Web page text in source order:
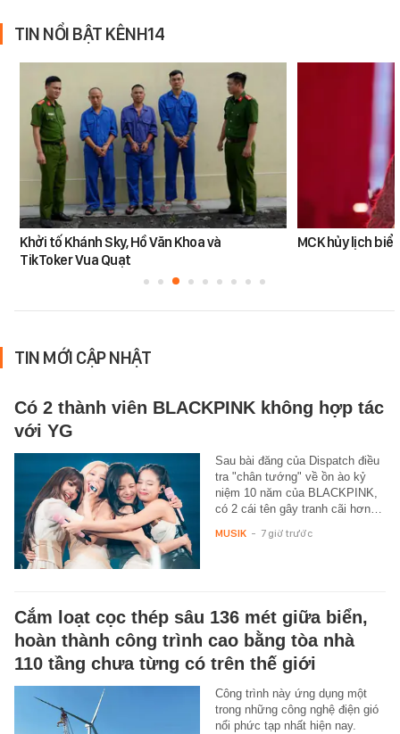
TIN NỔI BẬT KÊNH14
Khởi tố Khánh Sky, Hồ Văn Khoa và
TikToker Vua Quạt
MCK hủy lịch
TIN MỚI CẬP NHẬT
Có 2 thành viên BLACKPINK không hợp tác
với YG
Sau bài đăng của Dispatch điều
tra "chân tướng" về ồn ào kỷ
niệm 10 năm của BLACKPINK,
có 2 cái tên gây tranh cãi hơn…
MUSIK - 7 giờ trước
Cắm loạt cọc thép sâu 136 mét giữa biển,
hoàn thành công trình cao bằng tòa nhà
110 tầng chưa từng có trên thế giới
Công trình này ứng dụng một
trong những công nghệ điện gió
nổi phức tạp nhất hiện nay.